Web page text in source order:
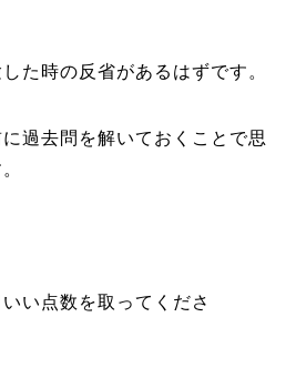
た時の反省があるはずです。
過去問を解いておくことで思
い点数を取ってくださ